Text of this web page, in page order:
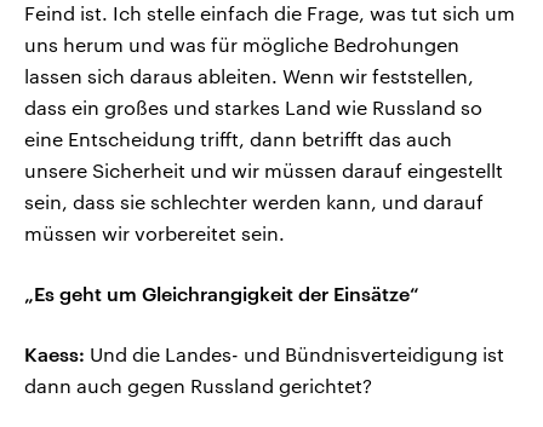
Feind ist. Ich stelle einfach die Frage, was tut sich um
uns herum und was für mögliche Bedrohungen
lassen sich daraus ableiten. Wenn wir feststellen,
dass ein großes und starkes Land wie Russland so
eine Entscheidung trifft, dann betrifft das auch
unsere Sicherheit und wir müssen darauf eingestellt
sein, dass sie schlechter werden kann, und darauf
müssen wir vorbereitet sein.
„Es geht um Gleichrangigkeit der Einsätze“
Kaess: Und die Landes- und Bündnisverteidigung ist
dann auch gegen Russland gerichtet?